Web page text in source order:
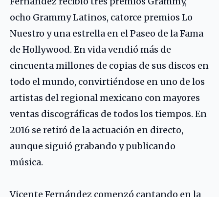
ocho Grammy Latinos, catorce premios Lo
Nuestro y una estrella en el Paseo de la Fama
de Hollywood. En vida vendió más de
cincuenta millones de copias de sus discos en
todo el mundo, convirtiéndose en uno de los
artistas del regional mexicano con mayores
ventas discográficas de todos los tiempos. En
2016 se retiró de la actuación en directo,
aunque siguió grabando y publicando
música.
Vicente Fernández comenzó cantando en la